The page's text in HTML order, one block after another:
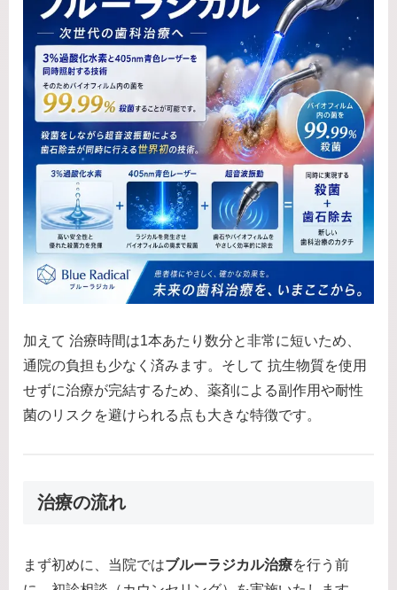
加えて 治療時間は1本あたり数分と非常に短いため、
通院の負担も少なく済みます。そして 抗生物質を使用
せずに治療が完結するため、薬剤による副作用や耐性
菌のリスクを避けられる点も大きな特徴です。
治療の流れ
まず初めに、当院ではブルーラジカル治療を行う前